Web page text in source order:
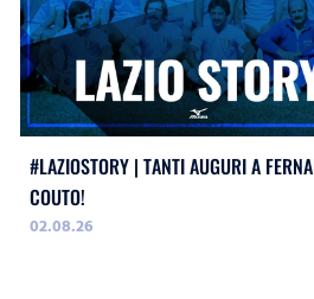
#LAZIOSTORY | TANTI AUGURI A
COUTO!
02.08.26